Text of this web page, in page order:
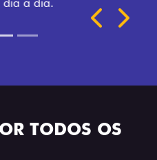
HOMOLOGADA